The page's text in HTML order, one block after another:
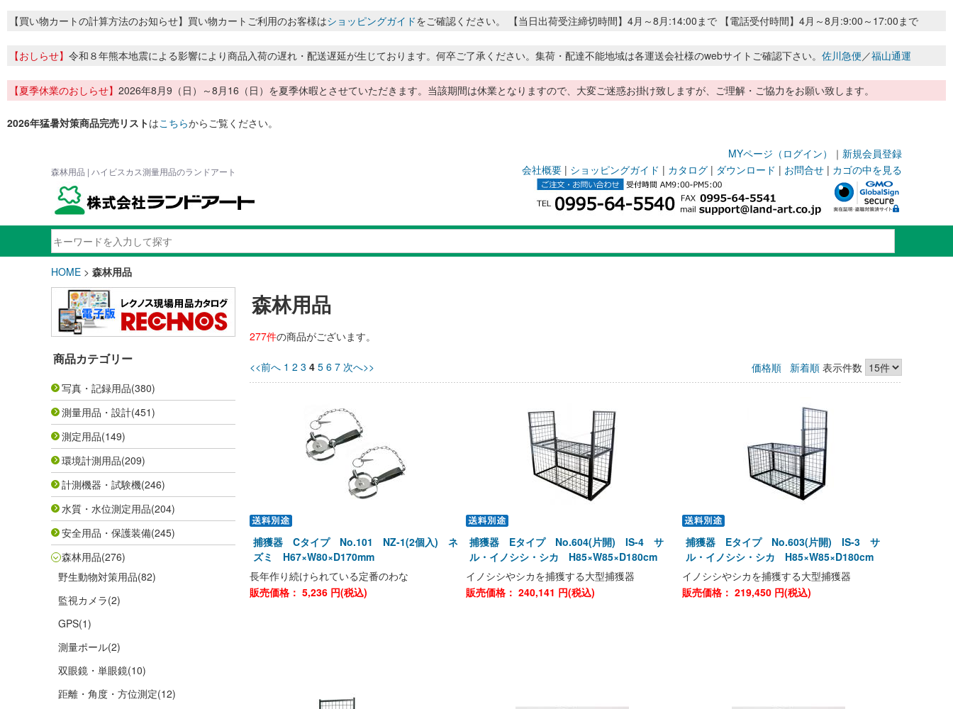
【買い物カートの計算方法のお知らせ】買い物カートご利用のお客様はショッピングガイドをご確認ください。 【当日出荷受注締切時間】4月～8月:14:00まで 【電話受付時間】4月～8月:9:00～17:00まで
【おしらせ】 令和８年熊本地震による影響により商品入荷の遅れ・配送遅延が生じております。何卒ご了承ください。集荷・配達不能地域は各運送会社様のwebサイトご確認下さい。 佐川急便／福山通運
【夏季休業のおしらせ】 2026年8月9（日）～8月16（日）を夏季休暇とさせていただきます。当該期間は休業となりますので、大変ご迷惑お掛け致しますが、ご理解・ご協力をお願い致します。
2026年猛暑対策商品完売リストはこちらからご覧ください。
MYページ（ログイン） ｜ 新規会員登録
森林用品 | ハイビスカス測量用品のランドアート 会社概要 | ショッピングガイド | カタログ | ダウンロード | お問合せ | カゴの中を見る
HOME > 森林用品
商品カテゴリー
写真・記録用品(380)
測量用品・設計(451)
測定用品(149)
環境計測用品(209)
計測機器・試験機(246)
水質・水位測定用品(204)
安全用品・保護装備(245)
森林用品(276)
野生動物対策用品(82)
監視カメラ(2)
GPS(1)
測量ポール(2)
双眼鏡・単眼鏡(10)
距離・角度・方位測定(12)
森林用品
277件の商品がございます。
価格順 新着順 表示件数
<<前へ 1 2 3 4 5 6 7 次へ>>
捕獲器 Cタイプ No.101 NZ-1(2個入) ネ
ズミ H67×W80×D170mm
長年作り続けられている定番のわな
販売価格： 5,236 円(税込)
捕獲器 Eタイプ No.604(片開) IS-4 サ
ル・イノシシ・シカ H85×W85×D180cm
イノシシやシカを捕獲する大型捕獲器
販売価格： 240,141 円(税込)
捕獲器 Eタイプ No.603(片開) IS-3 サ
ル・イノシシ・シカ H85×W85×D180cm
イノシシやシカを捕獲する大型捕獲器
販売価格： 219,450 円(税込)